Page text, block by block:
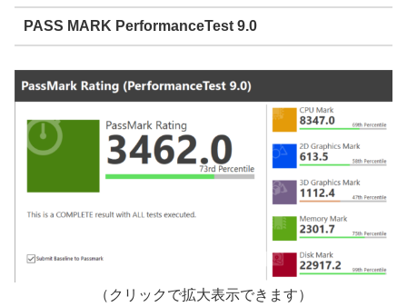
PASS MARK PerformanceTest 9.0
（クリックで拡大表示できます）